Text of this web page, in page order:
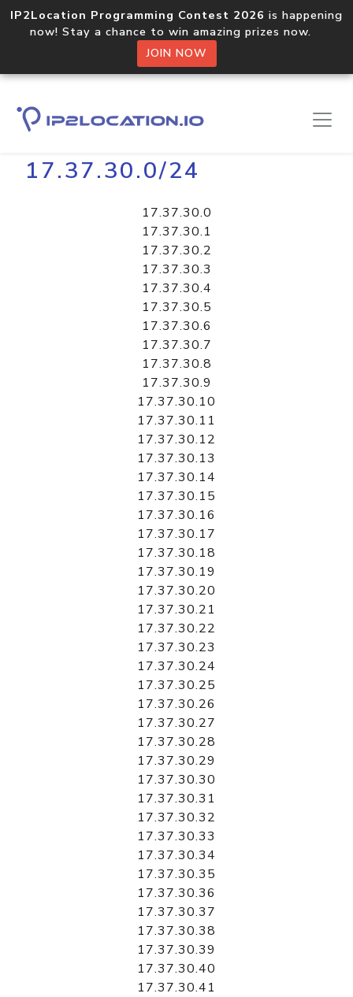
IP2Location Programming Contest 2026 is happening
now! Stay a chance to win amazing prizes now.
JOIN NOW
Home Libraries
17.37.30.0/24
17.37.30.0
17.37.30.1
17.37.30.2
17.37.30.3
17.37.30.4
17.37.30.5
17.37.30.6
17.37.30.7
17.37.30.8
17.37.30.9
17.37.30.10
17.37.30.11
17.37.30.12
17.37.30.13
17.37.30.14
17.37.30.15
17.37.30.16
17.37.30.17
17.37.30.18
17.37.30.19
17.37.30.20
17.37.30.21
17.37.30.22
17.37.30.23
17.37.30.24
17.37.30.25
17.37.30.26
17.37.30.27
17.37.30.28
17.37.30.29
17.37.30.30
17.37.30.31
17.37.30.32
17.37.30.33
17.37.30.34
17.37.30.35
17.37.30.36
17.37.30.37
17.37.30.38
17.37.30.39
17.37.30.40
17.37.30.41